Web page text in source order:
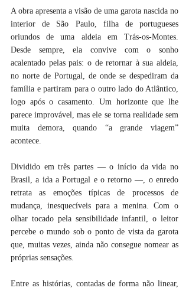
A obra apresenta a visão de uma garota nascida no
interior de São Paulo, filha de portugueses
oriundos de uma aldeia em Trás-os-Montes.
Desde sempre, ela convive com o sonho
acalentado pelas pais: o de retornar à sua aldeia,
no norte de Portugal, de onde se despediram da
família e partiram para o outro lado do Atlântico,
logo após o casamento. Um horizonte que lhe
parece improvável, mas ele se torna realidade sem
muita demora, quando “a grande viagem”
acontece.
Dividido em três partes — o início da vida no
Brasil, a ida a Portugal e o retorno —, o enredo
retrata as emoções típicas de processos de
mudança, inesquecíveis para a menina. Com o
olhar tocado pela sensibilidade infantil, o leitor
percebe o mundo sob o ponto de vista da garota
que, muitas vezes, ainda não consegue nomear as
próprias sensações.
Entre as histórias, contadas de forma não linear,